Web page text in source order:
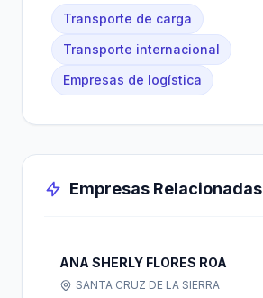
Transporte de carga
Transporte internacional
Empresas de logística
Empresas Relacionadas
ANA SHERLY FLORES ROA
SANTA CRUZ DE LA SIERRA